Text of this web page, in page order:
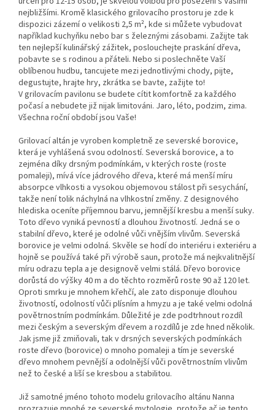
nejbližšími. Kromě klasického grilovacího prostoru je zde k
dispozici zázemí o velikosti 2,5 m², kde si můžete vybudovat
například kuchyňku nebo bar s železnými zásobami. Zažijte tak
ten nejlepší kulinářský zážitek, poslouchejte praskání dřeva,
pobavte se s rodinou a přáteli. Nebo si poslechněte Vaší
oblíbenou hudbu, tancujete mezi jednotlivými chody, pijte,
degustujte, hrajte hry, zkrátka se bavte, zažijte to!
V grilovacím pavilonu se budete cítit komfortně za každého
počasí a nebudete již nijak limitováni. Jaro, léto, podzim, zima.
Všechna roční období jsou Vaše!
Grilovací altán je vyroben kompletně ze severské borovice,
která je vyhlášená svou odolností. Severská borovice, a to
zejména díky drsným podmínkám, v kterých roste (roste
pomaleji), mívá více jádrového dřeva, které má menší míru
absorpce vlhkosti a vysokou objemovou stálost při sesychání,
takže není tolik náchylná na vlhkostní změny. Z designového
hlediska oceníte příjemnou barvu, jemnější kresbu a menší suky.
Toto dřevo vyniká pevností a dlouhou životností. Jedná se o
stabilní dřevo, které je odolné vůči vnějším vlivům. Severská
borovice je velmi odolná. Skvěle se hodí do interiéru i exteriéru a
hojně se používá také při výrobě saun, protože má nejkvalitnější
míru odrazu tepla a je designově velmi stálá. Dřevo borovice
dorůstá do výšky 40 m a do těchto rozměrů roste 90 až 120 let.
Oproti smrku je mnohem křehčí, ale zato disponuje dlouhou
životností, odolností vůči plísním a hmyzu a je také velmi odolná
povětrnostním podmínkám. Důležité je zde podtrhnout rozdíl
mezi českým a severským dřevem a rozdílů je zde hned několik.
Jak jsme již zmiňovali, tak v drsných severských podmínkách
roste dřevo (borovice) o mnoho pomaleji a tím je severské
dřevo mnohem pevnější a odolnější vůči povětrnostním vlivům
než to české a liší se kresbou a stabilitou.
Již samotné jméno tohoto modelu grilovacího altánu Nanna